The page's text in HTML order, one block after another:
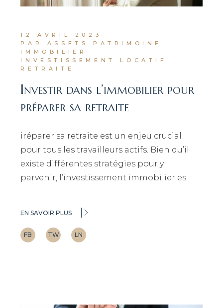
12 AVRIL 2023
PAR ASSETS PATRIMOINE
IMMOBILIER
INVESTISSEMENT LOCATIF
RETRAITE
Investir dans l’immobilier pour
préparer sa retraite
iréparer sa retraite est un enjeu crucial
pour tous les travailleurs actifs. Bien qu’il
existe différentes stratégies pour y
parvenir, l’investissement immobilier es
EN SAVOIR PLUS
FB TW LN